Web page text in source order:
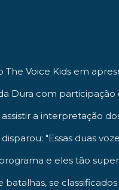
The Voice Kids em
Dura com participação
a interpretação
"Essas duas
e eles tão
se